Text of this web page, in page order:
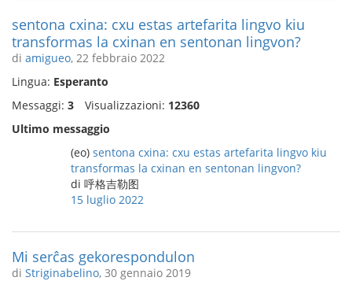
sentona cxina: cxu estas artefarita lingvo kiu
transformas la cxinan en sentonan lingvon?
di amigueo, 22 febbraio 2022
Lingua: Esperanto
Messaggi: 3 Visualizzazioni: 12360
Ultimo messaggio
(eo) sentona cxina: cxu estas artefarita lingvo kiu
transformas la cxinan en sentonan lingvon?
di 呼格吉勒图
15 luglio 2022
Mi serĉas gekorespondulon
di Striginabelino, 30 gennaio 2019